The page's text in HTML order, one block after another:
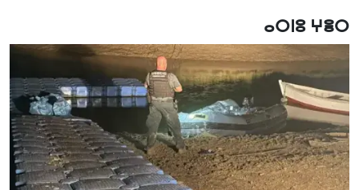
ⴰⵔⵏⵓ ⵖⴻⵔ